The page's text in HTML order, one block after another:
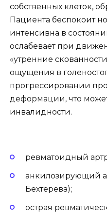
собственных клеток,
Пациента беспокоит
интенсивна в
ослабевает при
«утренние
ощущения в
прогрессировании
деформации, что
инвалидности.
ревматоидный
анкилозирующий
Бехтерева);
острая